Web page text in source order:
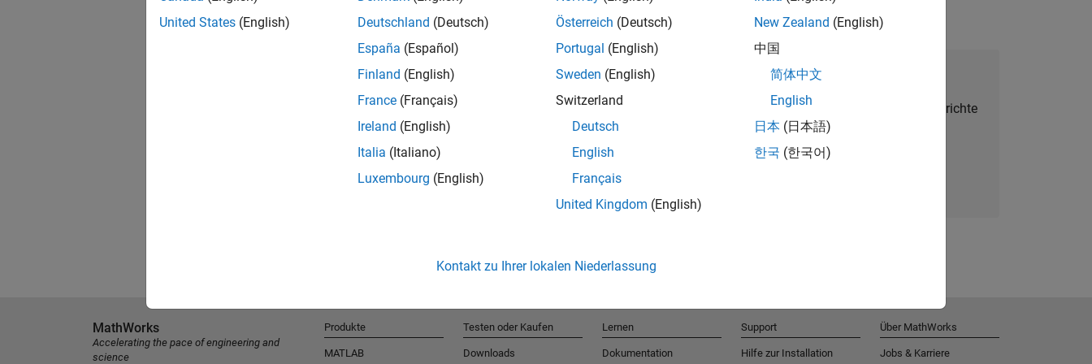
Talent Network beitreten
Erhalten Sie personalisierte Stellenangebote, Berichte
und Unternehmensneuigkeiten.
United States (English)
Deutschland (Deutsch)
España (Español)
Finland (English)
France (Français)
Ireland (English)
Italia (Italiano)
Luxembourg (English)
Österreich (Deutsch)
Portugal (English)
Sweden (English)
Switzerland
Deutsch
English
Français
United Kingdom (English)
New Zealand (English)
中国
简体中文
English
日本 (日本語)
한국 (한국어)
Kontakt zu Ihrer lokalen Niederlassung
MathWorks
Accelerating the pace of engineering and
science
Produkte
MATLAB
Testen oder Kaufen
Downloads
Lernen
Dokumentation
Support
Hilfe zur Installation
Über MathWorks
Jobs & Karriere